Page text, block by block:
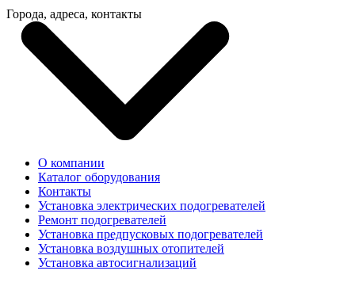
Города, адреса, контакты
О компании
Каталог оборудования
Контакты
Установка электрических подогревателей
Ремонт подогревателей
Установка предпусковых подогревателей
Установка воздушных отопителей
Установка автосигнализаций